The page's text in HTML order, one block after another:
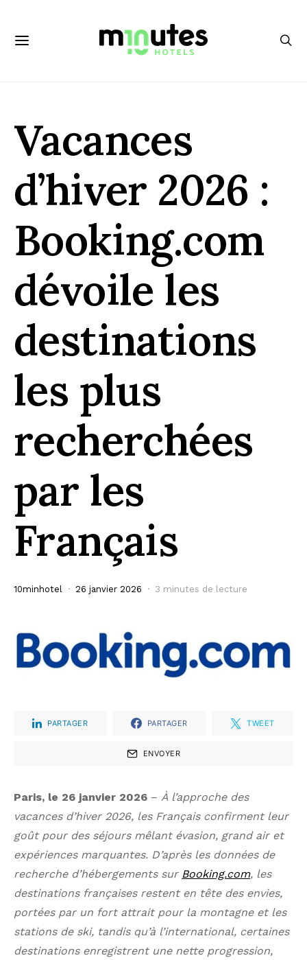
Vacances
d’hiver 2026 :
Booking.com
dévoile les
destinations
les plus
recherchées
par les
Français
10minhotel 26 janvier 2026 3 minutes de lecture
PARTAGER PARTAGER TWEET
ENVOYER
Paris, le 26 janvier 2026 – À l’approche des
vacances d’hiver 2026, les Français confirment leur
goût pour des séjours mêlant évasion, grand air et
expériences marquantes. D’après les données de
recherche d’hébergements sur Booking.com, les
destinations françaises restent en tête des envies,
portées par un fort attrait pour la montagne et les
stations de ski, tandis qu’à l’international, certaines
destinations enregistrent une nette progression,